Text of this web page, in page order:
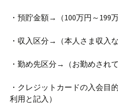
・預貯金額→（100万円～199
・収入区分→（本人さま収入な
・勤め先区分→（お勤めされ
・クレジットカードの入会
利用と記入）